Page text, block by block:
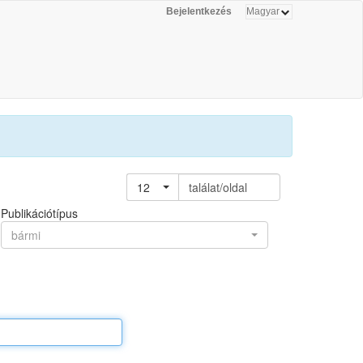
Bejelentkezés
12
találat/oldal
Publikációtípus
bármi